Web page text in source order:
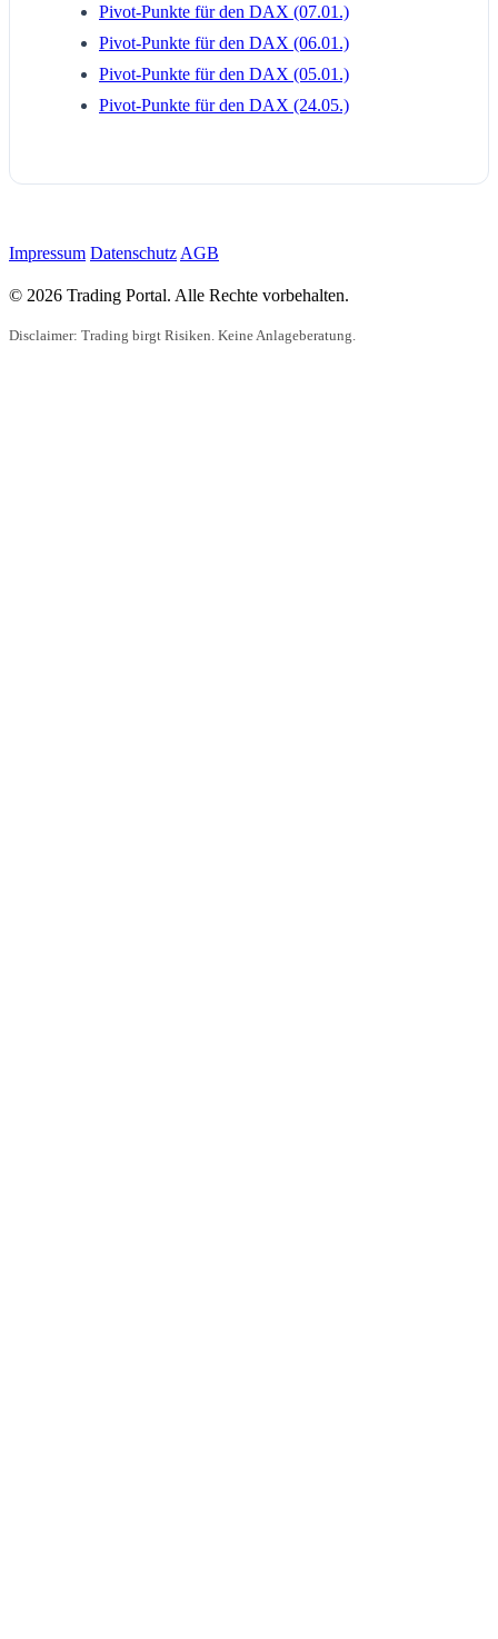
Pivot-Punkte für den DAX (07.01.)
Pivot-Punkte für den DAX (06.01.)
Pivot-Punkte für den DAX (05.01.)
Pivot-Punkte für den DAX (24.05.)
Impressum Datenschutz AGB
© 2026 Trading Portal. Alle Rechte vorbehalten.
Disclaimer: Trading birgt Risiken. Keine Anlageberatung.